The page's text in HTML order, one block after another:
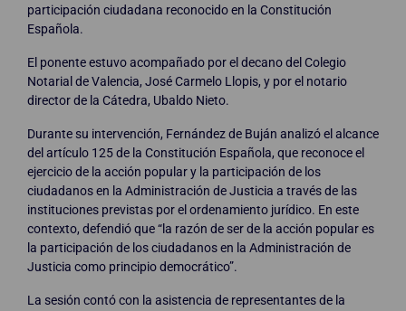
participación ciudadana reconocido en la Constitución
Española.
El ponente estuvo acompañado por el decano del Colegio
Notarial de Valencia, José Carmelo Llopis, y por el notario
director de la Cátedra, Ubaldo Nieto.
Durante su intervención, Fernández de Buján analizó el alcance
del artículo 125 de la Constitución Española, que reconoce el
ejercicio de la acción popular y la participación de los
ciudadanos en la Administración de Justicia a través de las
instituciones previstas por el ordenamiento jurídico. En este
contexto, defendió que “la razón de ser de la acción popular es
la participación de los ciudadanos en la Administración de
Justicia como principio democrático”.
La sesión contó con la asistencia de representantes de la